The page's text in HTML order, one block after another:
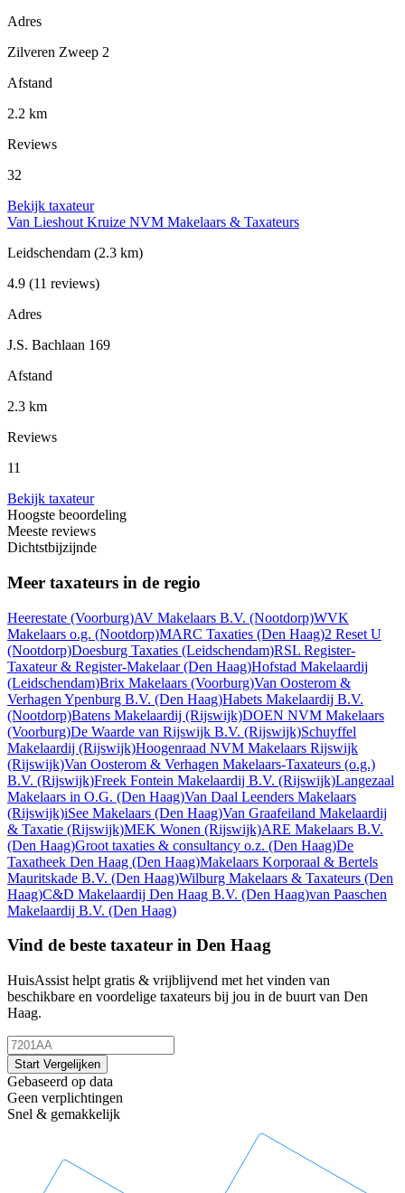
Adres
Zilveren Zweep 2
Afstand
2.2 km
Reviews
32
Bekijk taxateur
Van Lieshout Kruize NVM Makelaars & Taxateurs
Leidschendam (2.3 km)
4.9 (11 reviews)
Adres
J.S. Bachlaan 169
Afstand
2.3 km
Reviews
11
Bekijk taxateur
Hoogste beoordeling
Meeste reviews
Dichtstbijzijnde
Meer taxateurs in de regio
Heerestate (Voorburg)AV Makelaars B.V. (Nootdorp)WVK
Makelaars o.g. (Nootdorp)MARC Taxaties (Den Haag)2 Reset U
(Nootdorp)Doesburg Taxaties (Leidschendam)RSL Register-
Taxateur & Register-Makelaar(Den Haag)Hofstad Makelaardij
(Leidschendam)Brix Makelaars (Voorburg)Van Oosterom &
Verhagen Ypenburg B.V. (Den Haag)Habets Makelaardij B.V.
(Nootdorp)Batens Makelaardij (Rijswijk)DOEN NVM Makelaars
(Voorburg)De Waarde van Rijswijk B.V. (Rijswijk)Schuyffel
Makelaardij (Rijswijk)Hoogenraad NVM Makelaars Rijswijk
(Rijswijk)Van Oosterom & Verhagen Makelaars-Taxateurs (o.g.)
B.V. (Rijswijk)Freek Fontein Makelaardij B.V. (Rijswijk)Langezaal
Makelaars in O.G. (Den Haag)Van Daal Leenders Makelaars
(Rijswijk)iSee Makelaars (Den Haag)Van Graafeiland Makelaardij
& Taxatie (Rijswijk)MEK Wonen (Rijswijk)ARE Makelaars B.V.
(Den Haag)Groot taxaties & consultancy o.z. (Den Haag)De
Taxatheek Den Haag (Den Haag)Makelaars Korporaal & Bertels
Mauritskade B.V. (Den Haag)Wilburg Makelaars & Taxateurs (Den
Haag)C&D Makelaardij Den Haag B.V. (Den Haag)van Paaschen
Makelaardij B.V. (Den Haag)
Vind de beste taxateur in Den Haag
HuisAssist helpt gratis & vrijblijvend met het vinden van
beschikbare en voordelige taxateurs bij jou in de buurt van Den
Haag.
Start Vergelijken
Gebaseerd op data
Geen verplichtingen
Snel & gemakkelijk